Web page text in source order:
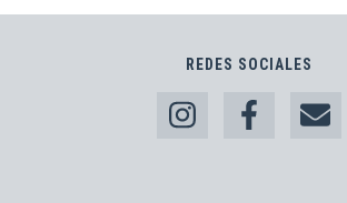
REDES SOCIALES